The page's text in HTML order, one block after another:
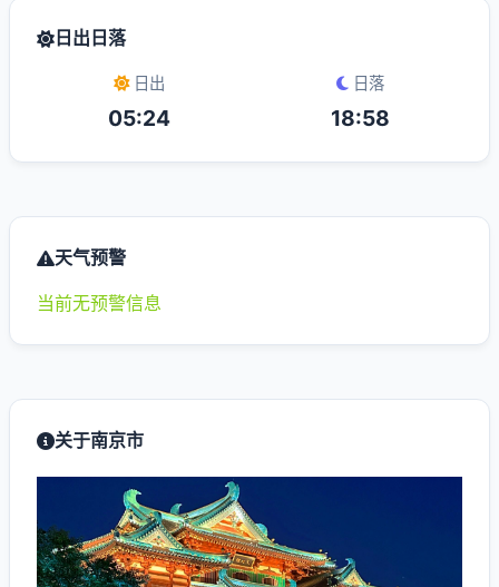
日出日落
日出
05:24
日落
18:58
天气预警
当前无预警信息
关于南京市